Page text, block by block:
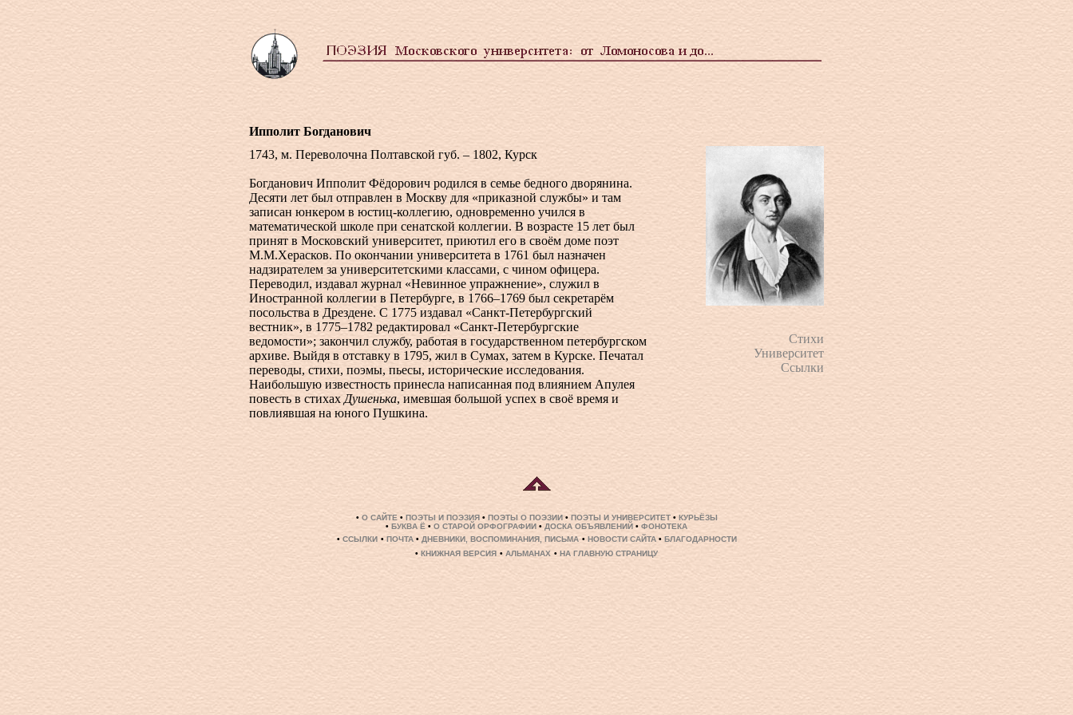
Ипполит Богданович
1743, м. Переволочна Полтавской губ. – 1802, Курск
Богданович Ипполит Фёдорович родился в семье бедного дворянина.
Десяти лет был отправлен в Москву для «приказной службы» и там
записан юнкером в юстиц-коллегию, одновременно учился в
математической школе при сенатской коллегии. В возрасте 15 лет был
принят в Московский университет, приютил его в своём доме поэт
М.М.Херасков. По окончании университета в 1761 был назначен
надзирателем за университетскими классами, с чином офицера.
Переводил, издавал журнал «Невинное упражнение», служил в
Иностранной коллегии в Петербурге, в 1766–1769 был секретарём
посольства в Дрездене. С 1775 издавал «Санкт-Петербургский
вестник», в 1775–1782 редактировал «Санкт-Петербургские
ведомости»; закончил службу, работая в государственном петербургском
архиве. Выйдя в отставку в 1795, жил в Сумах, затем в Курске. Печатал
переводы, стихи, поэмы, пьесы, исторические исследования.
Наибольшую известность принесла написанная под влиянием Апулея
повесть в стихах Душенька, имевшая большой успех в своё время и
повлиявшая на юного Пушкина.
Стихи
Университет
Ссылки